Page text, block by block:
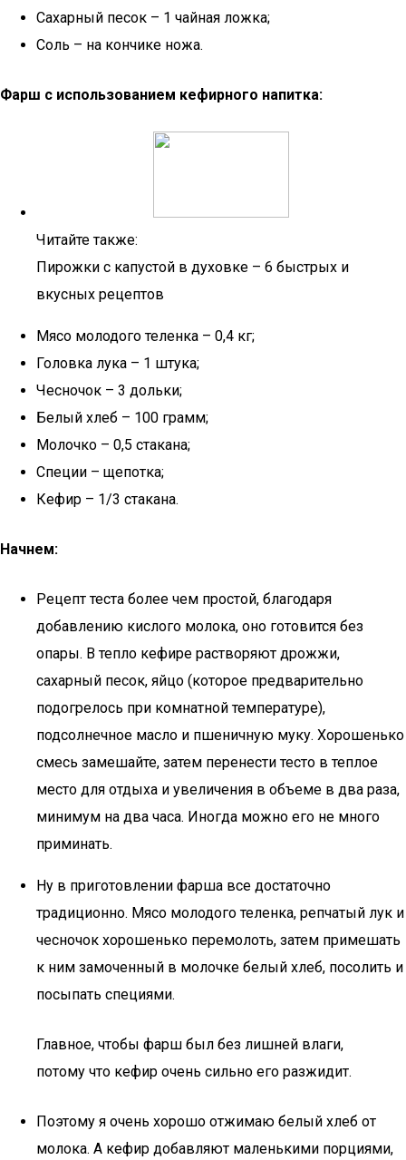
Сахарный песок – 1 чайная ложка;
Соль – на кончике ножа.
Фарш с использованием кефирного напитка:
Читайте также:
Пирожки с капустой в духовке – 6 быстрых и
вкусных рецептов
Мясо молодого теленка – 0,4 кг;
Головка лука – 1 штука;
Чесночок – 3 дольки;
Белый хлеб – 100 грамм;
Молочко – 0,5 стакана;
Специи – щепотка;
Кефир – 1/3 стакана.
Начнем:
Рецепт теста более чем простой, благодаря
добавлению кислого молока, оно готовится без
опары. В тепло кефире растворяют дрожжи,
сахарный песок, яйцо (которое предварительно
подогрелось при комнатной температуре),
подсолнечное масло и пшеничную муку. Хорошенько
смесь замешайте, затем перенести тесто в теплое
место для отдыха и увеличения в объеме в два раза,
минимум на два часа. Иногда можно его не много
приминать.
Ну в приготовлении фарша все достаточно
традиционно. Мясо молодого теленка, репчатый лук и
чесночок хорошенько перемолоть, затем примешать
к ним замоченный в молочке белый хлеб, посолить и
посыпать специями.
Главное, чтобы фарш был без лишней влаги,
потому что кефир очень сильно его разжидит.
Поэтому я очень хорошо отжимаю белый хлеб от
молока. А кефир добавляют маленькими порциями,